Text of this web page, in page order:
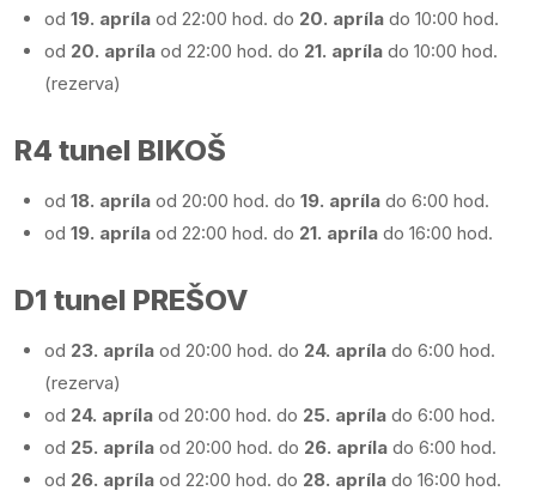
od 19. apríla od 22:00 hod. do 20. apríla do 10:00 hod.
od 20. apríla od 22:00 hod. do 21. apríla do 10:00 hod.
(rezerva)
R4 tunel BIKOŠ
od 18. apríla od 20:00 hod. do 19. apríla do 6:00 hod.
od 19. apríla od 22:00 hod. do 21. apríla do 16:00 hod.
D1 tunel PREŠOV
od 23. apríla od 20:00 hod. do 24. apríla do 6:00 hod.
(rezerva)
od 24. apríla od 20:00 hod. do 25. apríla do 6:00 hod.
od 25. apríla od 20:00 hod. do 26. apríla do 6:00 hod.
od 26. apríla od 22:00 hod. do 28. apríla do 16:00 hod.